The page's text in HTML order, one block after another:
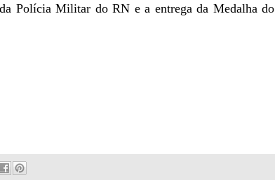
Polícia Militar do RN e a entrega da Medalha do